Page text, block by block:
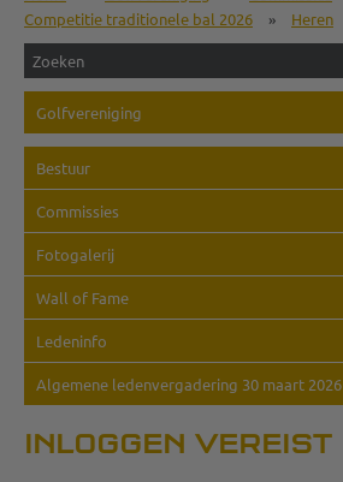
Competitie traditionele bal 2026
» Heren
Golfvereniging
Bestuur
Commissies
Fotogalerij
Wall of Fame
Ledeninfo
Algemene ledenvergadering 30 maart 2026
INLOGGEN VEREIST